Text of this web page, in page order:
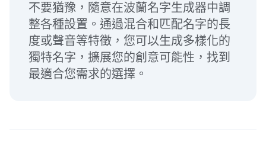
不要猶豫，隨意在波蘭名字生成器中調
整各種設置。通過混合和匹配名字的長
度或聲音等特徵，您可以生成多樣化的
獨特名字，擴展您的創意可能性，找到
最適合您需求的選擇。